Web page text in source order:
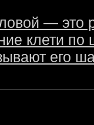
— это
клети по
его